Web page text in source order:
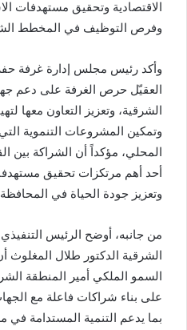
الاقتصادية وتحقيق مستهدفات
وفرص التوظيف في المخطط
وأكد رئيس مجلس إدارة غرفة
العقيّل حرص الغرفة على دعم
الشرقية، وتعزيز التعاون معها
وتمكين المشروعات التنموية
المحلي، مؤكداً أن الشراكة بين
وتعزيز جودة الحياة في
من جانبه، أوضح الرئيس
الشرقية الدكتور طلال المغلوث
السمو الملكي أمير المنطقة
على بناء شراكات فاعلة مع
بما يدعم التنمية المستدامة في